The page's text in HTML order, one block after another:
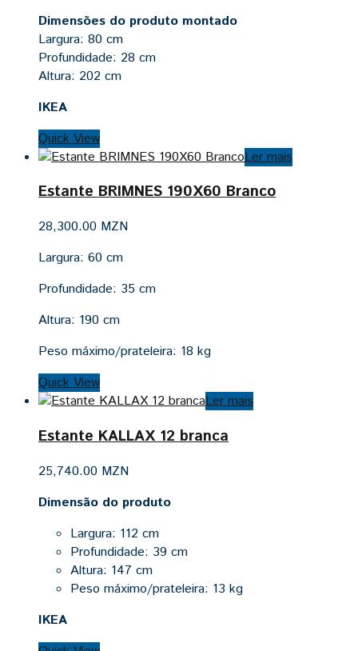
Dimensões do produto montado
Largura: 80 cm
Profundidade: 28 cm
Altura: 202 cm
IKEA
Quick View
Ler mais
Estante BRIMNES 190X60 Branco
28,300.00 MZN
Largura: 60 cm
Profundidade: 35 cm
Altura: 190 cm
Peso máximo/prateleira: 18 kg
Quick View
Ler mais
Estante KALLAX 12 branca
25,740.00 MZN
Dimensão do produto
Largura: 112 cm
Profundidade: 39 cm
Altura: 147 cm
Peso máximo/prateleira: 13 kg
IKEA